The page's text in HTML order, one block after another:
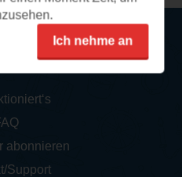
Ich nehme an
abonnieren
Support